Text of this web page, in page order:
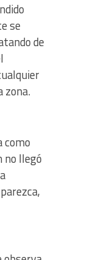
se
de
zona.
como
no llegó